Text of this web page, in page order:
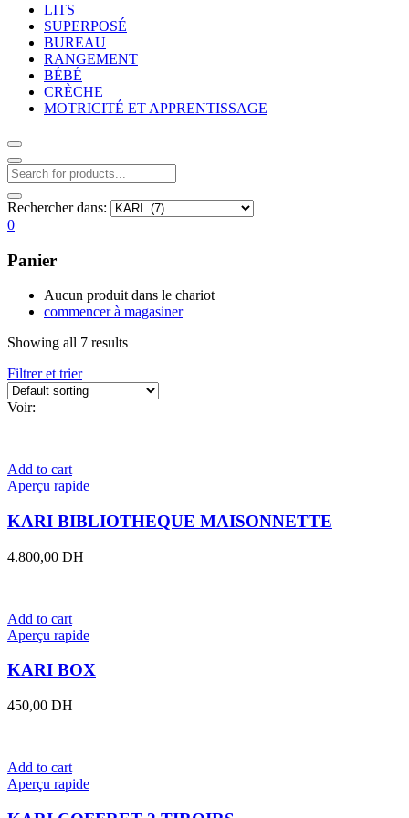
LITS
SUPERPOSÉ
BUREAU
RANGEMENT
BÉBÉ
CRÈCHE
MOTRICITÉ ET APPRENTISSAGE
Rechercher dans:
0
Panier
Aucun produit dans le chariot
commencer à magasiner
Showing all 7 results
Filtrer et trier
Voir:
Add to cart
Aperçu rapide
KARI BIBLIOTHEQUE MAISONNETTE
4.800,00 DH
Add to cart
Aperçu rapide
KARI BOX
450,00 DH
Add to cart
Aperçu rapide